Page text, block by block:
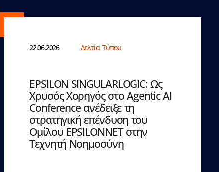
22.06.2026 Δελτία Τύπου
EPSILON SINGULARLOGIC: Ως
Χρυσός Χορηγός στο Agentic AI
Conference ανέδειξε τη
στρατηγική επένδυση του
Ομίλου EPSILONNET στην
Τεχνητή Νοημοσύνη